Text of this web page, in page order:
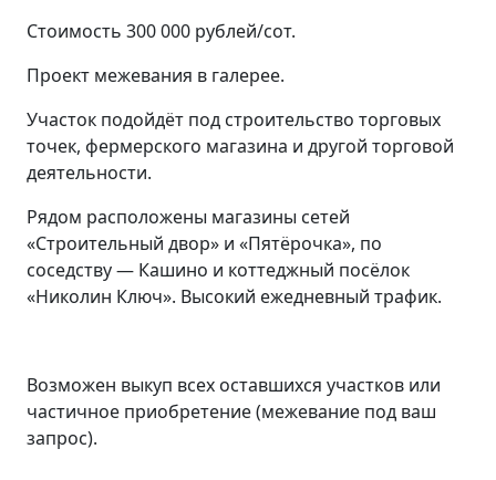
Стоимость 300 000 рублей/сот.
Проект межевания в галерее.
Участок подойдёт под строительство торговых
точек, фермерского магазина и другой торговой
деятельности.
Рядом расположены магазины сетей
«Строительный двор» и «Пятёрочка», по
соседству — Кашино и коттеджный посёлок
«Николин Ключ». Высокий ежедневный трафик.
Возможен выкуп всех оставшихся участков или
частичное приобретение (межевание под ваш
запрос).